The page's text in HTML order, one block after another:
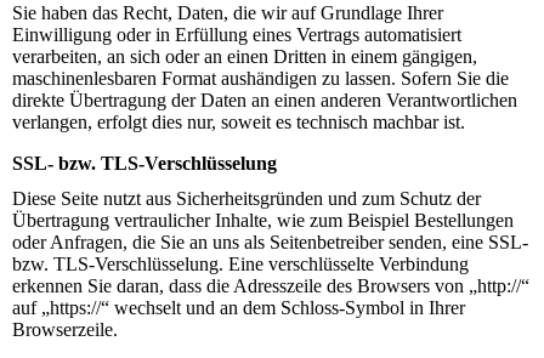
Sie haben das Recht, Daten, die wir auf Grundlage Ihrer
Einwilligung oder in Erfüllung eines Vertrags automatisiert
verarbeiten, an sich oder an einen Dritten in einem gängigen,
maschinenlesbaren Format aushändigen zu lassen. Sofern Sie die
direkte Übertragung der Daten an einen anderen Verantwortlichen
verlangen, erfolgt dies nur, soweit es technisch machbar ist.
SSL- bzw. TLS-Verschlüsselung
Diese Seite nutzt aus Sicherheitsgründen und zum Schutz der
Übertragung vertraulicher Inhalte, wie zum Beispiel Bestellungen
oder Anfragen, die Sie an uns als Seitenbetreiber senden, eine SSL-
bzw. TLS-Verschlüsselung. Eine verschlüsselte Verbindung
erkennen Sie daran, dass die Adresszeile des Browsers von „http://“
auf „https://“ wechselt und an dem Schloss-Symbol in Ihrer
Browserzeile.